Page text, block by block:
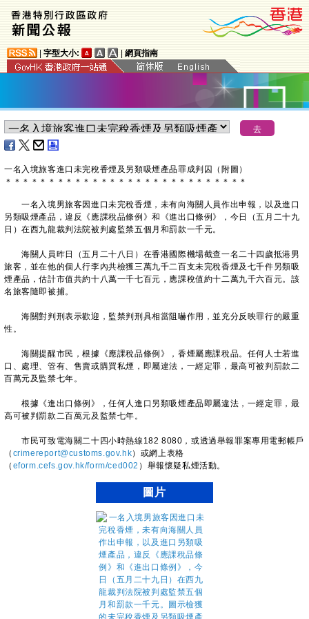
字型大小: 網頁指南
​一名入境旅客進口未完稅香煙及另類吸煙產品罪成判囚（附圖）
＊ ＊ ＊ ＊ ＊ ＊ ＊ ＊ ＊ ＊ ＊ ＊ ＊ ＊ ＊ ＊ ＊ ＊ ＊ ＊ ＊ ＊ ＊ ＊ ＊ ＊ ＊ ＊
一名入境男旅客因進口未完稅香煙，未有向海關人員作出申報，以及進口
另類吸煙產品，違反《應課稅品條例》和《進出口條例》，今日（五月二十九
日）在西九龍裁判法院被判處監禁五個月和罰款一千元。
海關人員昨日（五月二十八日）在香港國際機場截查一名二十四歲抵港男
旅客，並在他的個人行李內共檢獲三萬九千二百支未完稅香煙及七千件另類吸
煙產品，估計市值共約十八萬一千七百元，應課稅值約十二萬九千六百元。該
名旅客隨即被捕。
海關對判刑表示歡迎，監禁判刑具相當阻嚇作用，並充分反映罪行的嚴重
性。
海關提醒市民，根據《應課稅品條例》，香煙屬應課稅品。任何人士若進
口、處理、管有、售賣或購買私煙，即屬違法，一經定罪，最高可被判罰款二
百萬元及監禁七年。
根據《進出口條例》，任何人進口另類吸煙產品即屬違法，一經定罪，最
高可被判罰款二百萬元及監禁七年。
​市民可致電海關二十四小時熱線182 8080，或透過舉報罪案專用電郵帳戶
（ crimereport@customs.gov.hk）或網上表格
（ eform.cefs.gov.hk/form/ced002 ）舉報懷疑私煙活動。
圖片